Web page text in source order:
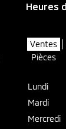
Heures
Ventes
Pièces
Lundi
Mardi
Mercredi